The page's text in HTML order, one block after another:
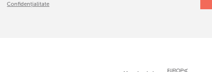
Confidențialitate